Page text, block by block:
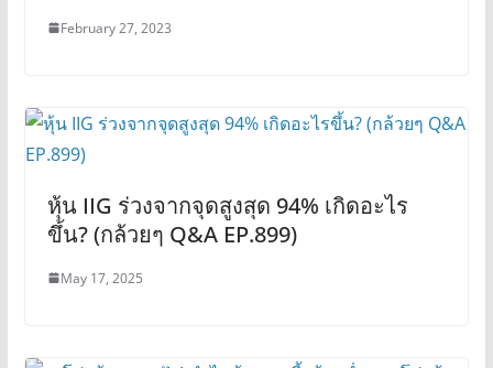
February 27, 2023
หุ้น IIG ร่วงจากจุดสูงสุด 94% เกิดอะไร
ขึ้น? (กล้วยๆ Q&A EP.899)
May 17, 2025